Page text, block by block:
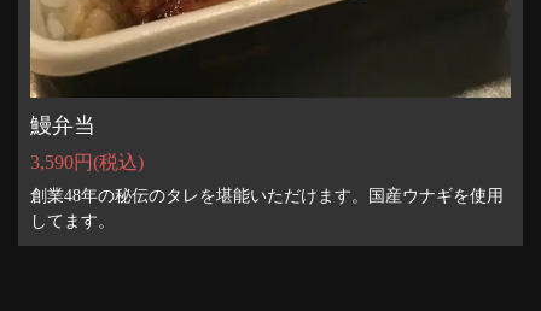
鰻弁当
3,590円(税込)
創業48年の秘伝のタレを堪能いただけます。国産ウナギを使用
してます。
この店舗情報をシェアする
神奈川県横浜市緑区鴨居１-8-6
https://torimiki.owst.jp/takeouts